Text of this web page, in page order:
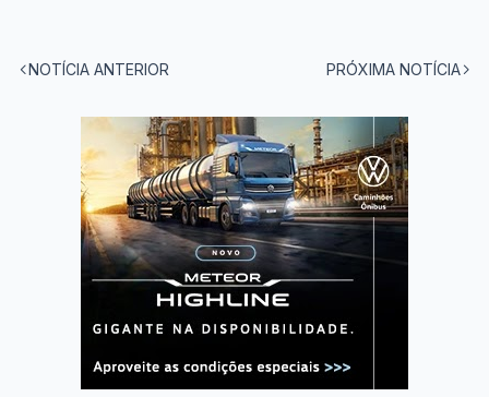
NOTÍCIA ANTERIOR PRÓXIMA NOTÍCIA